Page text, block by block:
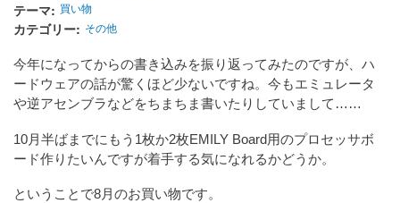
テーマ 買い物
カテゴリー その他
今年になってからの書き込みを振り返ってみたのですが、ハ
ードウェアの話が驚くほど少ないですね。今もエミュレータ
や逆アセンブラなどをちまちま書いたりしていまして……
10月半ばまでにもう1枚か2枚EMILY Board用のプロセッサボ
ード作りたいんですが着手する気になれるかどうか。
ということで8月のお買い物です。